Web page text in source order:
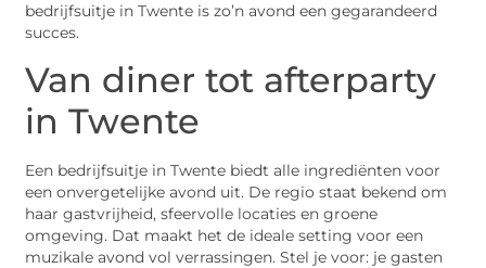
bedrijfsuitje in Twente is zo’n avond een gegarandeerd
succes.
Van diner tot afterparty
in Twente
Een bedrijfsuitje in Twente biedt alle ingrediënten voor
een onvergetelijke avond uit. De regio staat bekend om
haar gastvrijheid, sfeervolle locaties en groene
omgeving. Dat maakt het de ideale setting voor een
muzikale avond vol verrassingen. Stel je voor: je gasten